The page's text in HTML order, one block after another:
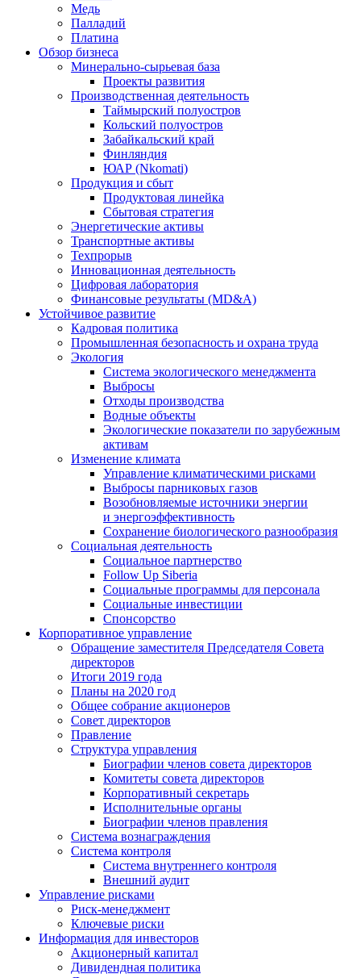
Медь
Палладий
Платина
Обзор бизнеса
Минерально-сырьевая база
Проекты развития
Производственная деятельность
Таймырский полуостров
Кольский полуостров
Забайкальский край
Финляндия
ЮАР (Nkomati)
Продукция и сбыт
Продуктовая линейка
Сбытовая стратегия
Энергетические активы
Транспортные активы
Техпрорыв
Инновационная деятельность
Цифровая лаборатория
Финансовые результаты (MD&A)
Устойчивое развитие
Кадровая политика
Промышленная безопасность и охрана труда
Экология
Система экологического менеджмента
Выбросы
Отходы производства
Водные объекты
Экологические показатели по зарубежным
активам
Изменение климата
Управление климатическими рисками
Выбросы парниковых газов
Возобновляемые источники энергии
и энергоэффективность
Сохранение биологического разнообразия
Социальная деятельность
Социальное партнерство
Follow Up Siberia
Социальные программы для персонала
Социальные инвестиции
Спонсорство
Корпоративное управление
Обращение заместителя Председателя Совета
директоров
Итоги 2019 года
Планы на 2020 год
Общее собрание акционеров
Совет директоров
Правление
Структура управления
Биографии членов совета директоров
Комитеты совета директоров
Корпоративный секретарь
Исполнительные органы
Биографии членов правления
Система вознаграждения
Система контроля
Система внутреннего контроля
Внешний аудит
Управление рисками
Риск-менеджмент
Ключевые риски
Информация для инвесторов
Акционерный капитал
Дивидендная политика